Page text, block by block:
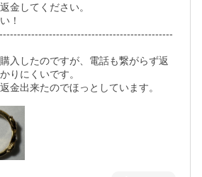
金してください。
！
入したのですが、電話も繋がらず返
りにくいです。
金出来たのでほっとしています。